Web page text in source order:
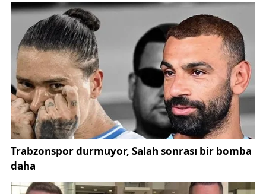
tamamlanarak bölge halkının hizmetine sunulması
için yoğun bir şekilde çalışıyor. 12 km’lik yolun
tamamlanması ile bölgedeki ulaşım ağının
güçlenmesi bekleniyor.